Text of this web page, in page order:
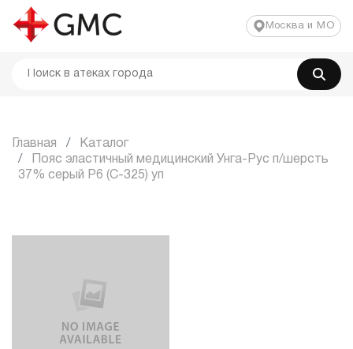
Москва и МО
Главная
Каталог
Пояс эластичный медицинский Унга-Рус п/шерсть
37% серый P6 (С-325) уп